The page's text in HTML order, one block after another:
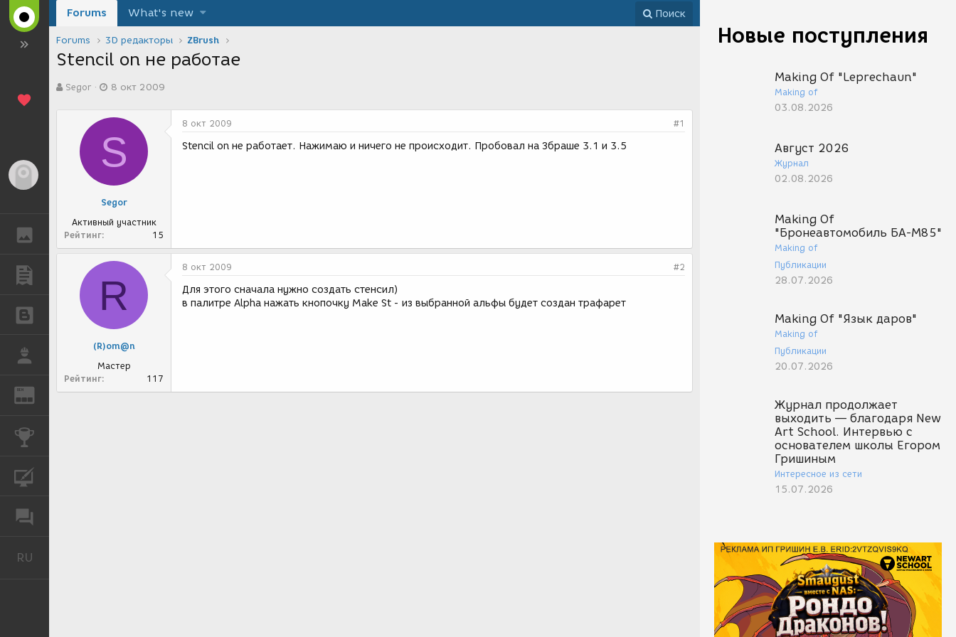
ГАЛЕРЕЯ
ПУБЛИКАЦИИ
БЛОГИ
REN ЖУРНАЛ
RU
Новые поступления
Making Of "Leprechaun"
Making of
03.08.2026
Август 2026
Журнал
02.08.2026
Making Of
"Бронеавтомобиль БА-М85"
Making of
Публикации
28.07.2026
Making Of "Язык даров"
Making of
Публикации
20.07.2026
Журнал продолжает
выходить — благодаря New
Art School. Интервью с
основателем школы Егором
Гришиным
Интересное из сети
15.07.2026
Forums What's new Поиск
Forums 3D редакторы ZBrush
Stencil on не работае
в
Segor
а
а
о
з
д
и
я
8 окт 2009
S
Segor
Активный участник
Рейтинг
15
8 окт 2009 #1
Stencil on не работает. Нажимаю и ничего не происходит. Пробовал на Збраше 3.1 и 3.5
R
(R)om@n
Мастер
Рейтинг
117
8 окт 2009 #2
Для этого сначала нужно создать стенсил)
в палитре Alpha нажать кнопочку Make St - из выбранной альфы будет создан трафарет